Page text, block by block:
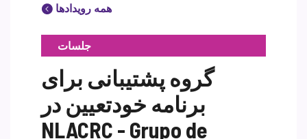
همه رویدادها
جلسات
گروه پشتیبانی برای
برنامه خودتعیین در
NLACRC - Grupo de